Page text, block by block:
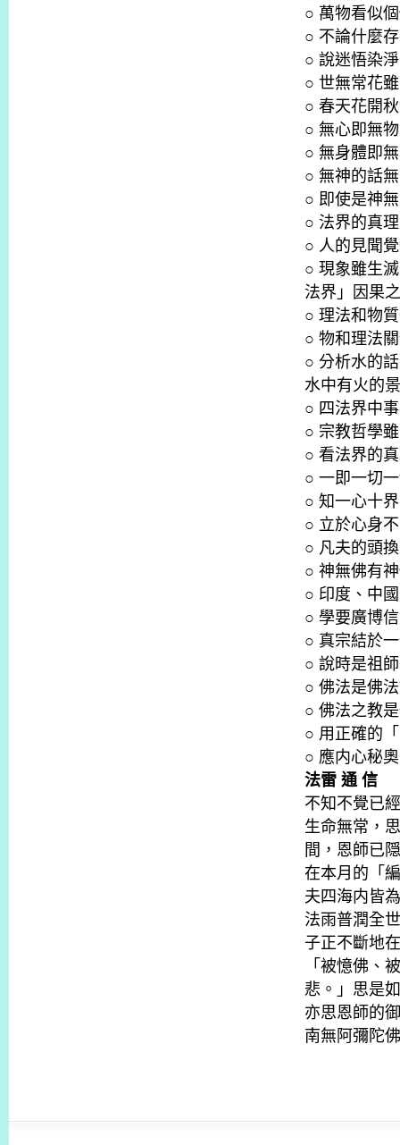
○ 萬物看似
○ 不論什麼
○ 說迷悟染
○ 世無常花
○ 春天花開
○ 無心即無
○ 無身體即
○ 無神的話
○ 即使是神
○ 法界的真
○ 人的見聞
○ 現象雖生
法界」因果
○ 理法和物
○ 物和理法
○ 分析水的
水中有火的
○ 四法界中
○ 宗教哲學
○ 看法界的
○ 一即一切
○ 知一心十
○ 立於心身
○ 凡夫的頭
○ 神無佛有
○ 印度、中
○ 學要廣博
○ 真宗結於
○ 說時是祖
○ 佛法是佛
○ 佛法之教
○ 用正確的
○ 應内心秘
法雷 通 信
不知不覺已
生命無常，
間，恩師已
在本月的「
夫四海内皆
法雨普潤全
子正不斷地
「被憶佛、
悲。」思是
亦思恩師的
南無阿彌陀